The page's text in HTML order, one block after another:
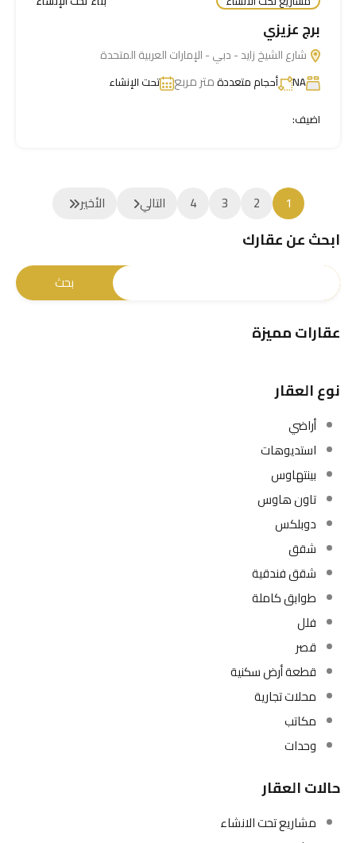
برج عزيزي
شارع الشيخ زايد - دبي - الإمارات العربية المتحدة
NA أحجام متعددةمتر مربع
تحت الإنشاء
اضيف:
1
2
3
4 التالي الأخير
ابحث عن عقارك
عقارات مميزة
نوع العقار
أراضي
استديوهات
بينتهاوس
تاون هاوس
دوبلكس
شقق
شقق فندقية
طوابق كاملة
فلل
قصر
قطعة أرض سكنية
محلات تجارية
مكاتب
وحدات
حالات العقار
مشاريع تحت الانشاء